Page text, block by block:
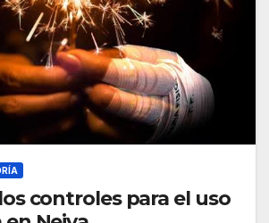
controles para el uso